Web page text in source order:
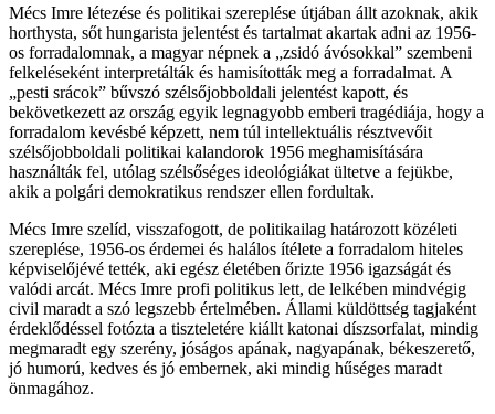
Mécs Imre létezése és politikai szereplése útjában állt azoknak, akik
horthysta, sőt hungarista jelentést és tartalmat akartak adni az 1956-
os forradalomnak, a magyar népnek a „zsidó ávósokkal” szembeni
felkeléseként interpretálták és hamisították meg a forradalmat. A
„pesti srácok” bűvszó szélsőjobboldali jelentést kapott, és
bekövetkezett az ország egyik legnagyobb emberi tragédiája, hogy a
forradalom kevésbé képzett, nem túl intellektuális résztvevőit
szélsőjobboldali politikai kalandorok 1956 meghamisítására
használták fel, utólag szélsőséges ideológiákat ültetve a fejükbe,
akik a polgári demokratikus rendszer ellen fordultak.
Mécs Imre szelíd, visszafogott, de politikailag határozott közéleti
szereplése, 1956-os érdemei és halálos ítélete a forradalom hiteles
képviselőjévé tették, aki egész életében őrizte 1956 igazságát és
valódi arcát. Mécs Imre profi politikus lett, de lelkében mindvégig
civil maradt a szó legszebb értelmében. Állami küldöttség tagjaként
érdeklődéssel fotózta a tiszteletére kiállt katonai díszsorfalat, mindig
megmaradt egy szerény, jóságos apának, nagyapának, békeszerető,
jó humorú, kedves és jó embernek, aki mindig hűséges maradt
önmagához.